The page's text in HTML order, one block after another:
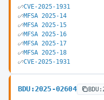
CVE-2025-1931
MFSA 2025-14
MFSA 2025-15
MFSA 2025-16
MFSA 2025-17
MFSA 2025-18
CVE-2025-1931
BDU:2025-02604